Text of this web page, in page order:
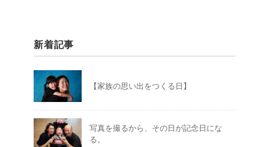
新着記事
【家族の思い出をつくる日】
写真を撮るから、その日が記念日にな
る。